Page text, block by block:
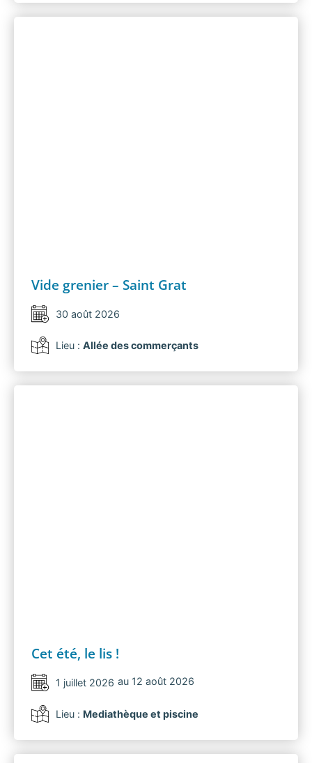
Vide grenier – Saint Grat
30 août 2026
Lieu : Allée des commerçants
Cet été, le lis !
1 juillet 2026 au 12 août 2026
Lieu : Mediathèque et piscine